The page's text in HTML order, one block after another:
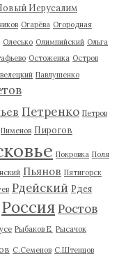
Иерусалим
Огарёва Огородная
Олесько Олимпийский Ольга
Остоженка Остров
Павлушенко
Петренко Петров
Пименов Пирогов
Покровка Поля
Пьянов Пятигорск
Рдейский Рдея
Россия Ростов
Рыбаков Е. Рысачок
С.Семенов С.Штенцов